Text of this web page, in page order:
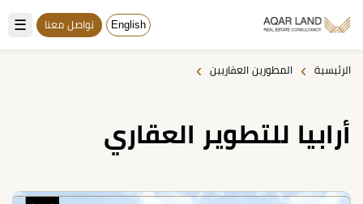
☰ English تواصل معنا
الرئيسية › المطورين العقاريين ›
أرابيا للتطوير العقاري